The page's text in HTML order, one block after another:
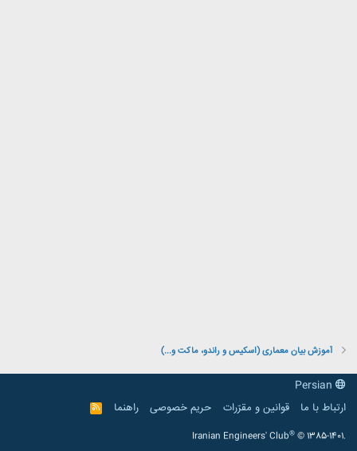
آموزش بیان معماری (اسکیس و راندو، ماکت و...)
ارتباط با ما
قوانین و مقرّرات حریم خصوصی راهنما
R
S
Iranian Engineers' Club® © 1385-1401.